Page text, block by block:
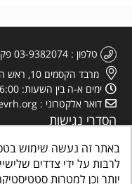
טלפון 03-9382074
מרבד הקסמים 10, ראש העין
ימים א-ה בין השעות: 09:00-16:00
דואר אלקטרוני
הסדרי נגישות
לרבות על ידי צדדים
יותר וכן למטרות